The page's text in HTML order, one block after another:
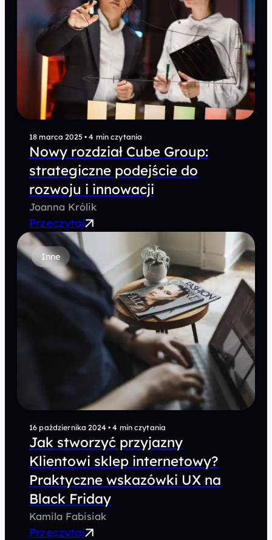
18 marca 2025 • 4 min czytania
Nowy rozdział Cube Group:
strategiczne podejście do
rozwoju i innowacji
Joanna Królik
Przeczytaj
Inne
16 października 2024 • 4 min czytania
Jak stworzyć przyjazny
Klientowi sklep internetowy?
Praktyczne wskazówki UX na
Black Friday
Kamila Fabisiak
Przeczytaj